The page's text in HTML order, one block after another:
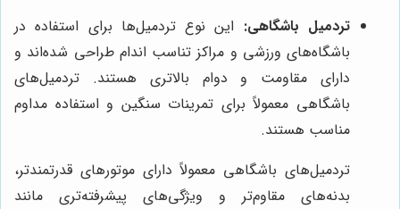
تردمیل باشگاهی: این نوع تردمیل‌ها برای استفاده در
باشگاه‌های ورزشی و مراکز تناسب اندام طراحی شده‌اند و
دارای مقاومت و دوام بالاتری هستند. تردمیل‌های
باشگاهی معمولاً برای تمرینات سنگین و استفاده مداوم
مناسب هستند.
تردمیل‌های باشگاهی معمولاً دارای موتورهای قدرتمندتر،
بدنه‌های مقاوم‌تر و ویژگی‌های پیشرفته‌تری مانند